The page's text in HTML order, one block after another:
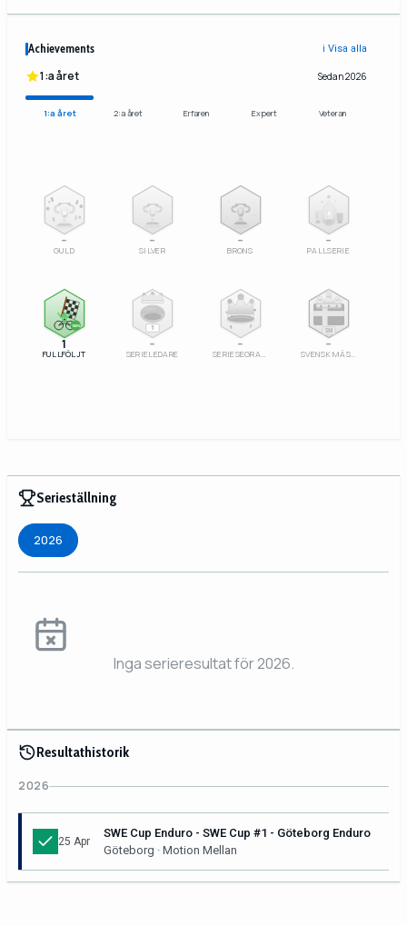
Serieställning
2026
Inga serieresultat för 2026.
Resultathistorik
2026
25 Apr
SWE Cup Enduro - SWE Cup #1 - Göteborg Enduro
Göteborg · Motion Mellan
Achievements ℹ️ Visa alla
1:a året Sedan 2026
1:a året 2:a året Erfaren Expert Veteran
–
GULD
–
SILVER
3
–
BRONS
–
PALLSERIE
100%
1
FULLFÖLJT
1
–
SERIELEDARE
–
SERIESEGRARE
SM
–
SVENSK MÄSTARE